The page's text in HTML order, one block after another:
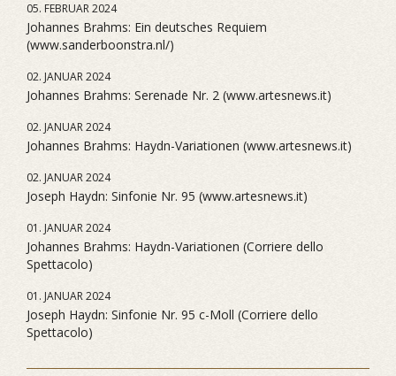
05. FEBRUAR 2024
Johannes Brahms: Ein deutsches Requiem
(www.sanderboonstra.nl/)
02. JANUAR 2024
Johannes Brahms: Serenade Nr. 2 (www.artesnews.it)
02. JANUAR 2024
Johannes Brahms: Haydn-Variationen (www.artesnews.it)
02. JANUAR 2024
Joseph Haydn: Sinfonie Nr. 95 (www.artesnews.it)
01. JANUAR 2024
Johannes Brahms: Haydn-Variationen (Corriere dello
Spettacolo)
01. JANUAR 2024
Joseph Haydn: Sinfonie Nr. 95 c-Moll (Corriere dello
Spettacolo)